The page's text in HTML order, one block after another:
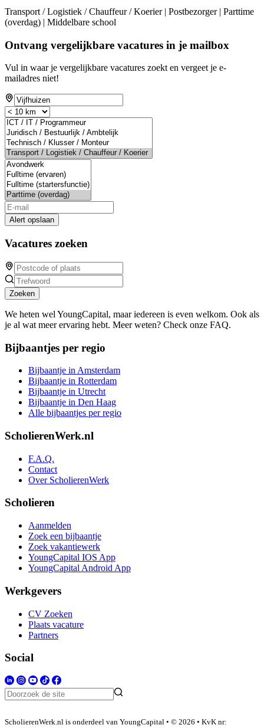
Transport / Logistiek / Chauffeur / Koerier | Postbezorger | Parttime
(overdag) | Middelbare school
Ontvang vergelijkbare vacatures in je mailbox
Vul in waar je vergelijkbare vacatures zoekt en vergeet je e-
mailadres niet!
Alert opslaan
Vacatures zoeken
Zoeken
We heten wel YoungCapital, maar iedereen is even welkom. Ook als
je al wat meer ervaring hebt. Meer weten? Check onze FAQ.
Bijbaantjes per regio
Bijbaantje in Amsterdam
Bijbaantje in Rotterdam
Bijbaantje in Utrecht
Bijbaantje in Den Haag
Alle bijbaantjes per regio
ScholierenWerk.nl
F.A.Q.
Contact
Over ScholierenWerk
Scholieren
Aanmelden
Zoek een bijbaantje
Zoek vakantiewerk
YoungCapital IOS App
YoungCapital Android App
Werkgevers
CV Zoeken
Plaats vacature
Partners
Social
ScholierenWerk.nl is onderdeel van YoungCapital • © 2026 • KvK nr: